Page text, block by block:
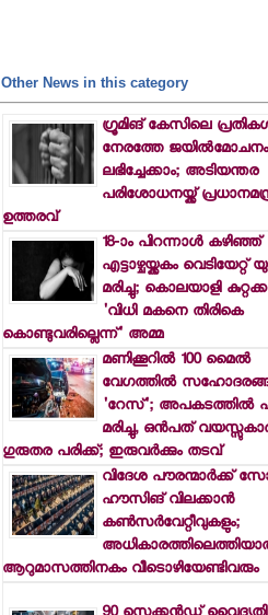
Other News in this category
ഗ്രൂമിങ് കേസിലെ
നേരത്തേ ജയില്‍മോചനം
ലഭിച്ചേക്കാം; അടിയന്തര
പരിശോധനയ്ക്ക്
ഉത്തരവ്
18-ാം പിറന്നാള്‍ കഴിഞ്ഞ്
എട്ടാഴ്ചയ്ക്കകം വെടിയേറ്റ്
മരിച്ചു; കൊലയാളി
'വിധി മകനെ തിരികെ
കൊണ്ടുവരില്ലെന്ന്' അമ്മ
മണിക്കൂറില്‍ 100 മൈല്‍
വേഗത്തില്‍
'റേസ്'; അപകടത്തില്‍
മരിച്ചു, ഒന്‍പത്
ഗുരുതര പരിക്ക്; ഇരുവര്‍ക്കും തടവ്
വിദേശ പൗരന്മാര്‍ക്ക്
ഹൗസിങ് വിലക്കാന്‍
കണ്‍സര്‍വേറ്റീവുകളും;
ആറുമാസത്തിനകം വീടൊഴിയേണ്ടിവരും